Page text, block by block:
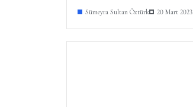
Sümeyra Sultan Öztürk 20 Mart 2023